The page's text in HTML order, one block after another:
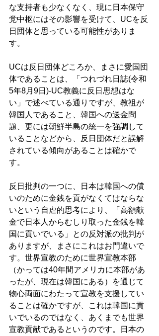
な支持者も少なくなく、現に日本保守
党中枢にはその影響を受けて、UCを反
日団体と思っている可能性がありま
す。
UCは反日団体どころか、まさに愛国団
体であることは、「つれづれ日誌(令和
5年8月9日)-UC教義に反日思想はな
い」で述べている通りですが、教祖が
韓国人であること、韓国への送金問
題、更には朝鮮半島の統一を強調して
いることなどから、反日団体だと誤解
されている傾向があることは確かで
す。
反日批判の一つに、日本は韓国への償
いのために金銭を貢がなくてはならな
いという自虐的思考により、「高額献
金で日本人からむしり取った金銭を韓
国に貢いでいる」との反対派の批判が
ありますが、まさにこれはお門違いで
す。世界宣教のために世界宣教本部
（かっては40年間アメリカに本部があ
ったが、現在は韓国にある）を通じて
物心両面にわたって宣教を支援してい
ることは確かですが、これは韓国に貢
いでいるのではなく、あくまでも世界
宣教貢献であるというのです。日本の